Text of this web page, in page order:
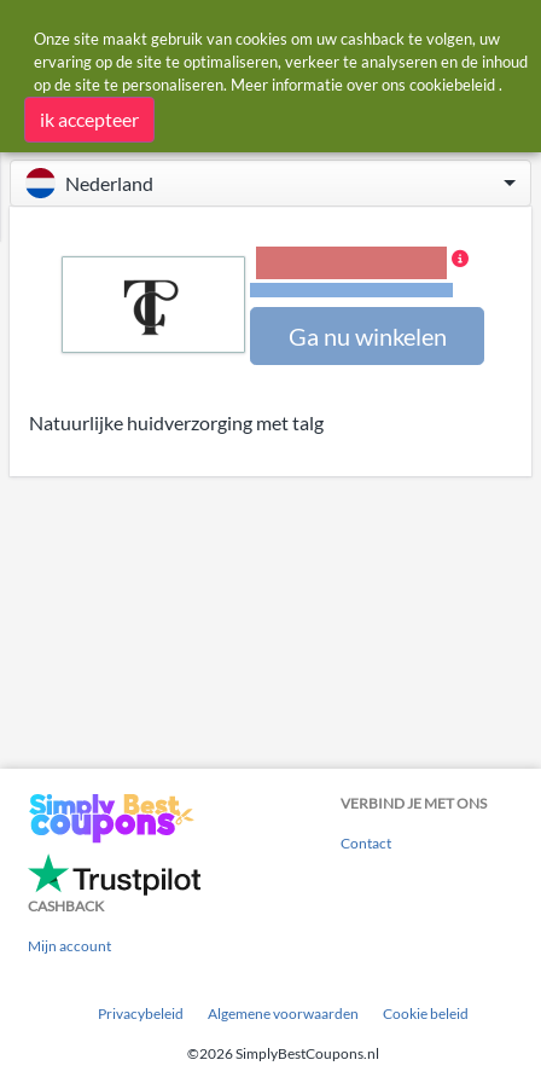
Startpagina Winkels Tallow
Tallow cashback
Nederland
Ga nu winkelen
Natuurlijke huidverzorging met talg
VERBIND JE MET ONS
Contact
CASHBACK
Mijn account
Privacybeleid Algemene voorwaarden Cookie beleid
©2026 SimplyBestCoupons.nl
Onze site maakt gebruik van cookies om uw cashback te volgen, uw
ervaring op de site te optimaliseren, verkeer te analyseren en de inhoud
op de site te personaliseren. Meer informatie over ons cookiebeleid.
ik accepteer